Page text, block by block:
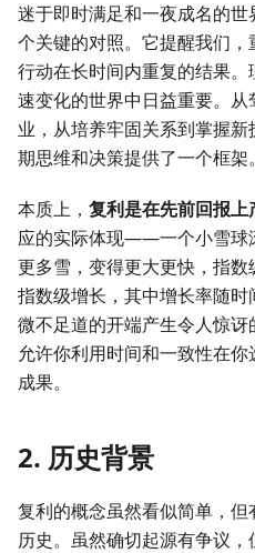
迷于即时满足和一夜成名的
个关键的对照。它提醒我们
行动在长时间内重复的结果
速变化的世界中日益重要。
业，从培养牢固关系到掌握
期思维和决策提供了一个框架。
本质上， 复利是在先前回报
应的实际体现——一个小雪球
更多雪，变得更大更快，指
指数级增长，其中增长率随
微不足道的开端产生令人惊
允许你利用时间和一致性在
成果。
2. 历史背景
复利的概念虽然看似简单，
历史。虽然确切起源有争议